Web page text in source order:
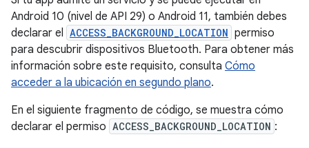
Android 10 (nivel de API 29) o Android 11, también debes
declarar el ACCESS_BACKGROUND_LOCATION permiso
para descubrir dispositivos Bluetooth. Para obtener más
información sobre este requisito, consulta Cómo
acceder a la ubicación en segundo plano.
En el siguiente fragmento de código, se muestra cómo
declarar el permiso ACCESS_BACKGROUND_LOCATION :